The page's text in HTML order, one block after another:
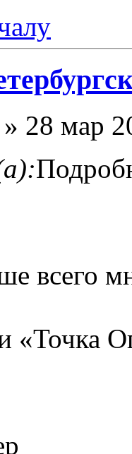
28 мар
всего
«Точка